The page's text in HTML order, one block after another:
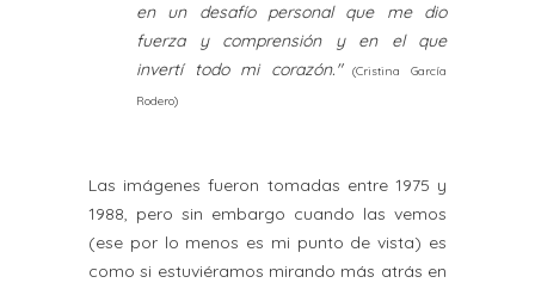
en un desafío personal que me dio
fuerza y comprensión y en el que
invertí todo mi corazón."(Cristina García
Rodero)
Las imágenes fueron tomadas entre 1975 y
1988, pero sin embargo cuando las vemos
(ese por lo menos es mi punto de vista) es
como si estuviéramos mirando más atrás en